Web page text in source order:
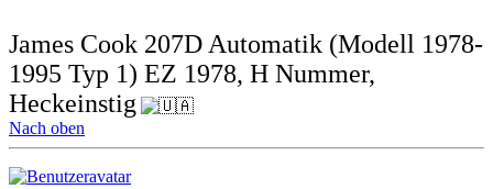
James Cook 207D Automatik (Modell 1978-
1995 Typ 1) EZ 1978, H Nummer,
Heckeinstig
Nach oben